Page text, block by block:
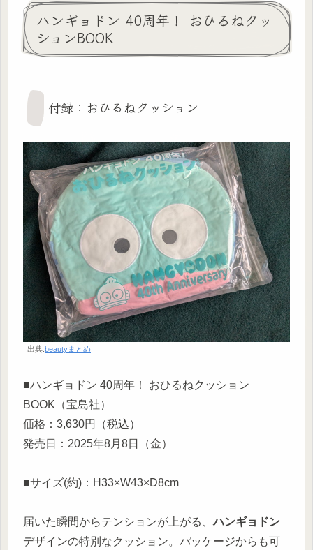
ハンギョドン 40周年！ おひるねクッ
ションBOOK
付録：おひるねクッション
出典:beautyまとめ
■ハンギョドン 40周年！ おひるねクッション
BOOK（宝島社）
価格：3,630円（税込）
発売日：2025年8月8日（金）
■サイズ(約)：H33×W43×D8cm
届いた瞬間からテンションが上がる、ハンギョドン
デザインの特別なクッション。パッケージからも可